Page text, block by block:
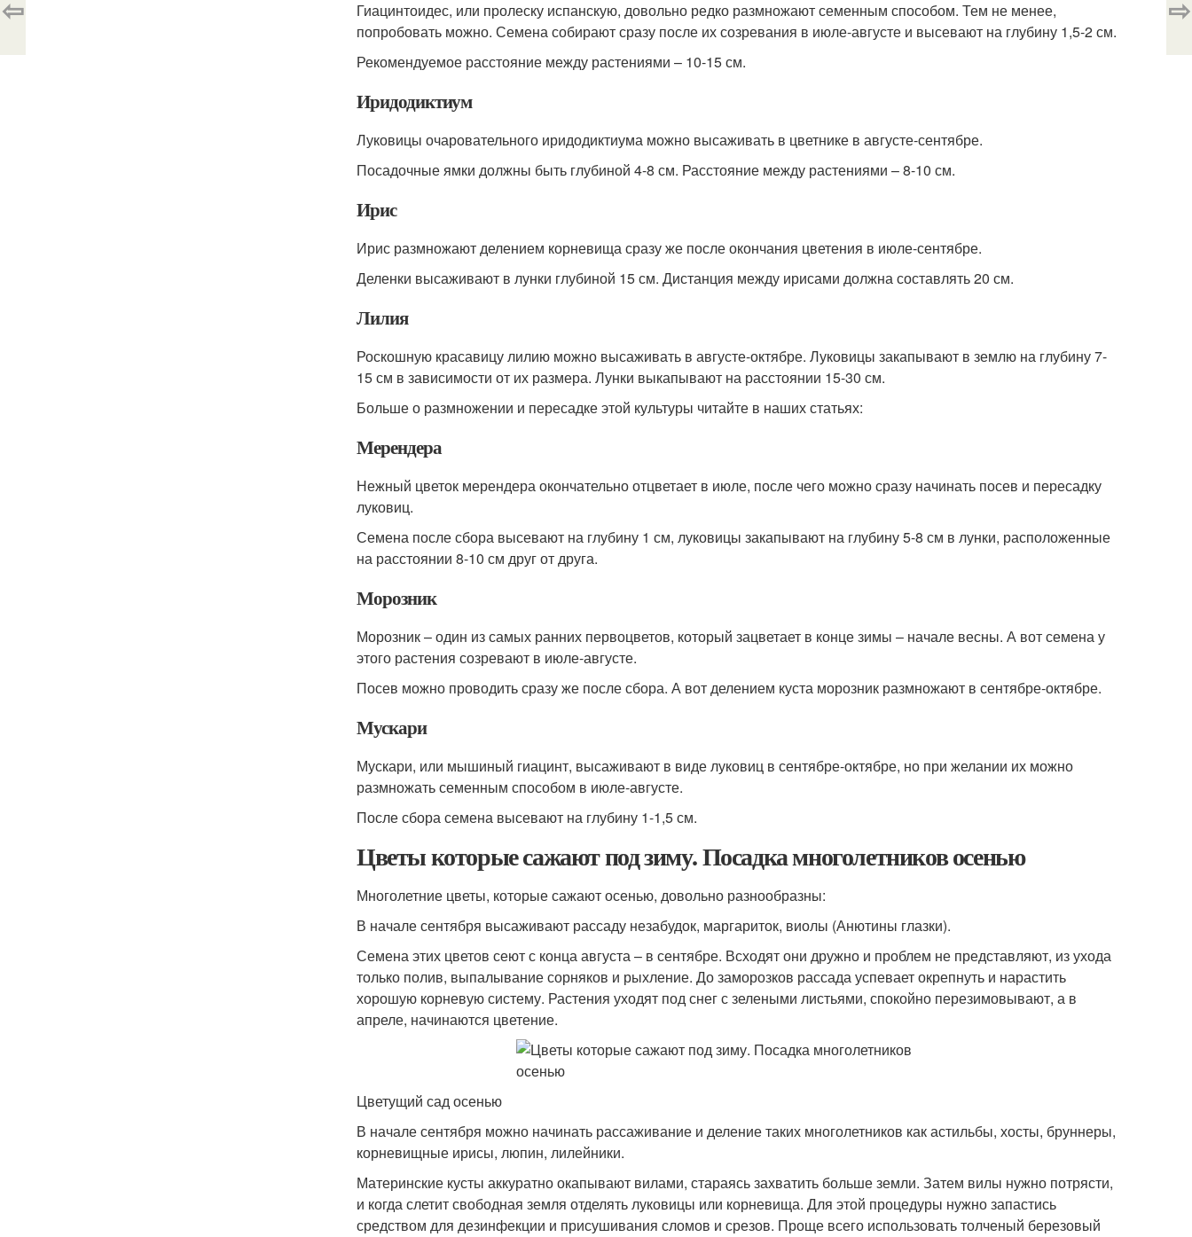
Гиацинтоидес, или пролеску испанскую, довольно редко размножают семенным способом. Тем не менее,
попробовать можно. Семена собирают сразу после их созревания в июле-августе и высевают на глубину 1,5-2 см.
Рекомендуемое расстояние между растениями – 10-15 см.
Иридодиктиум
Луковицы очаровательного иридодиктиума можно высаживать в цветнике в августе-сентябре.
Посадочные ямки должны быть глубиной 4-8 см. Расстояние между растениями – 8-10 см.
Ирис
Ирис размножают делением корневища сразу же после окончания цветения в июле-сентябре.
Деленки высаживают в лунки глубиной 15 см. Дистанция между ирисами должна составлять 20 см.
Лилия
Роскошную красавицу лилию можно высаживать в августе-октябре. Луковицы закапывают в землю на глубину 7-
15 см в зависимости от их размера. Лунки выкапывают на расстоянии 15-30 см.
Больше о размножении и пересадке этой культуры читайте в наших статьях:
Мерендера
Нежный цветок мерендера окончательно отцветает в июле, после чего можно сразу начинать посев и пересадку
луковиц.
Семена после сбора высевают на глубину 1 см, луковицы закапывают на глубину 5-8 см в лунки, расположенные
на расстоянии 8-10 см друг от друга.
Морозник
Морозник – один из самых ранних первоцветов, который зацветает в конце зимы – начале весны. А вот семена у
этого растения созревают в июле-августе.
Посев можно проводить сразу же после сбора. А вот делением куста морозник размножают в сентябре-октябре.
Мускари
Мускари, или мышиный гиацинт, высаживают в виде луковиц в сентябре-октябре, но при желании их можно
размножать семенным способом в июле-августе.
После сбора семена высевают на глубину 1-1,5 см.
Цветы которые сажают под зиму. Посадка многолетников осенью
Многолетние цветы, которые сажают осенью, довольно разнообразны:
В начале сентября высаживают рассаду незабудок, маргариток, виолы (Анютины глазки).
Семена этих цветов сеют с конца августа – в сентябре. Всходят они дружно и проблем не представляют, из ухода
только полив, выпалывание сорняков и рыхление. До заморозков рассада успевает окрепнуть и нарастить
хорошую корневую систему. Растения уходят под снег с зелеными листьями, спокойно перезимовывают, а в
апреле, начинаются цветение.
Цветущий сад осенью
В начале сентября можно начинать рассаживание и деление таких многолетников как астильбы, хосты, бруннеры,
корневищные ирисы, люпин, лилейники.
Материнские кусты аккуратно окапывают вилами, стараясь захватить больше земли. Затем вилы нужно потрясти,
и когда слетит свободная земля отделять луковицы или корневища. Для этой процедуры нужно запастись
средством для дезинфекции и присушивания сломов и срезов. Проще всего использовать толченый березовый
⇦ ⇨